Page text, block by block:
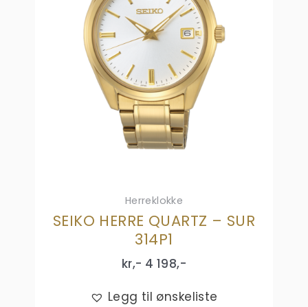
Herreklokke
SEIKO HERRE QUARTZ – SUR
314P1
kr,- 4 198,-
Legg til ønskeliste